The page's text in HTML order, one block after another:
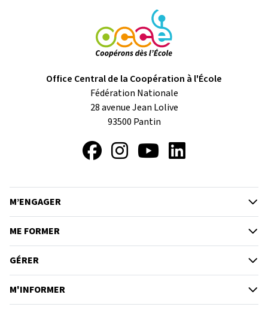
Office Central de la Coopération à l'École
Fédération Nationale
28 avenue Jean Lolive
93500 Pantin
FacebookInstagramYouTube
M’ENGAGER
ME FORMER
GÉRER
M'INFORMER